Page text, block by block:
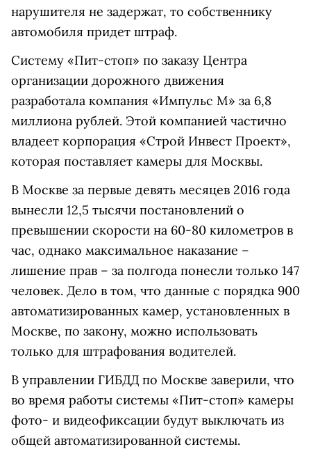
нарушителя не задержат, то собственнику
автомобиля придет штраф.
Систему «Пит-стоп» по заказу Центра
организации дорожного движения
разработала компания «Импульс М» за 6,8
миллиона рублей. Этой компанией частично
владеет корпорация «Строй Инвест Проект»,
которая поставляет камеры для Москвы.
В Москве за первые девять месяцев 2016 года
вынесли 12,5 тысячи постановлений о
превышении скорости на 60-80 километров в
час, однако максимальное наказание –
лишение прав – за полгода понесли только 147
человек. Дело в том, что данные с порядка 900
автоматизированных камер, установленных в
Москве, по закону, можно использовать
только для штрафования водителей.
В управлении ГИБДД по Москве заверили, что
во время работы системы «Пит-стоп» камеры
фото- и видеофиксации будут выключать из
общей автоматизированной системы.